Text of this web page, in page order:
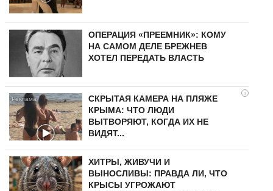
ОПЕРАЦИЯ «ПРЕЕМНИК»: КОМУ
НА САМОМ ДЕЛЕ БРЕЖНЕВ
ХОТЕЛ ПЕРЕДАТЬ ВЛАСТЬ
i
СКРЫТАЯ КАМЕРА НА ПЛЯЖЕ
КРЫМА: ЧТО ЛЮДИ
ВЫТВОРЯЮТ, КОГДА ИХ НЕ
ВИДЯТ...
ХИТРЫ, ЖИВУЧИ И
ВЫНОСЛИВЫ: ПРАВДА ЛИ, ЧТО
КРЫСЫ УГРОЖАЮТ